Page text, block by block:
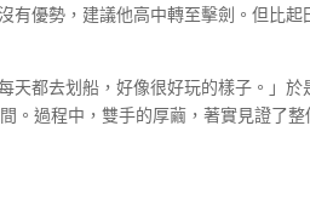
有優勢，建議他高中轉至擊劍。但比起
天都去划船，好像很好玩的樣子。」於
。過程中，雙手的厚繭，著實見證了整